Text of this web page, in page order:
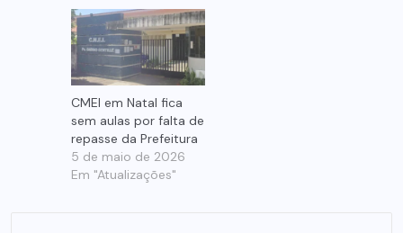
responsabilidade e
sucede Brisa Bracchi
(PT), como parte de
um acordo de
rotação acordado
entre os quatro
vereadores que não
compõem…
CMEI em Natal fica
sem aulas por falta de
repasse da Prefeitura
5 de maio de 2026
Em "Atualizações"